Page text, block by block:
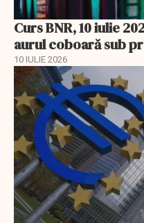
Curs BNR, 10 iulie
aurul coboară sub
10 IULIE 2026